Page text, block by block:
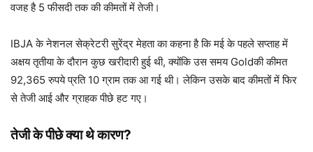
वजह है 5 फीसदी तक की कीमतों में तेजी।
IBJA के नेशनल सेक्रेटरी सुरेंद्र मेहता का कहना है कि मई के पहले सप्ताह में
अक्षय तृतीया के दौरान कुछ खरीदारी हुई थी, क्योंकि उस समय Goldकी कीमत
92,365 रुपये प्रति 10 ग्राम तक आ गई थी। लेकिन उसके बाद कीमतों में फिर
से तेजी आई और ग्राहक पीछे हट गए।
तेजी के पीछे क्या थे कारण?